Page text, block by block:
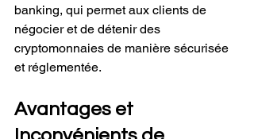
banking, qui permet aux clients de
négocier et de détenir des
cryptomonnaies de manière sécurisée
et réglementée.
Avantages et